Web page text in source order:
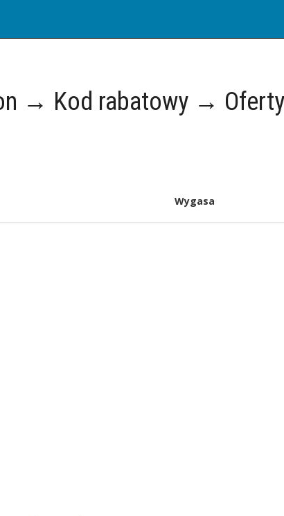
→ Kod rabatowy → Oferty
Wygasa